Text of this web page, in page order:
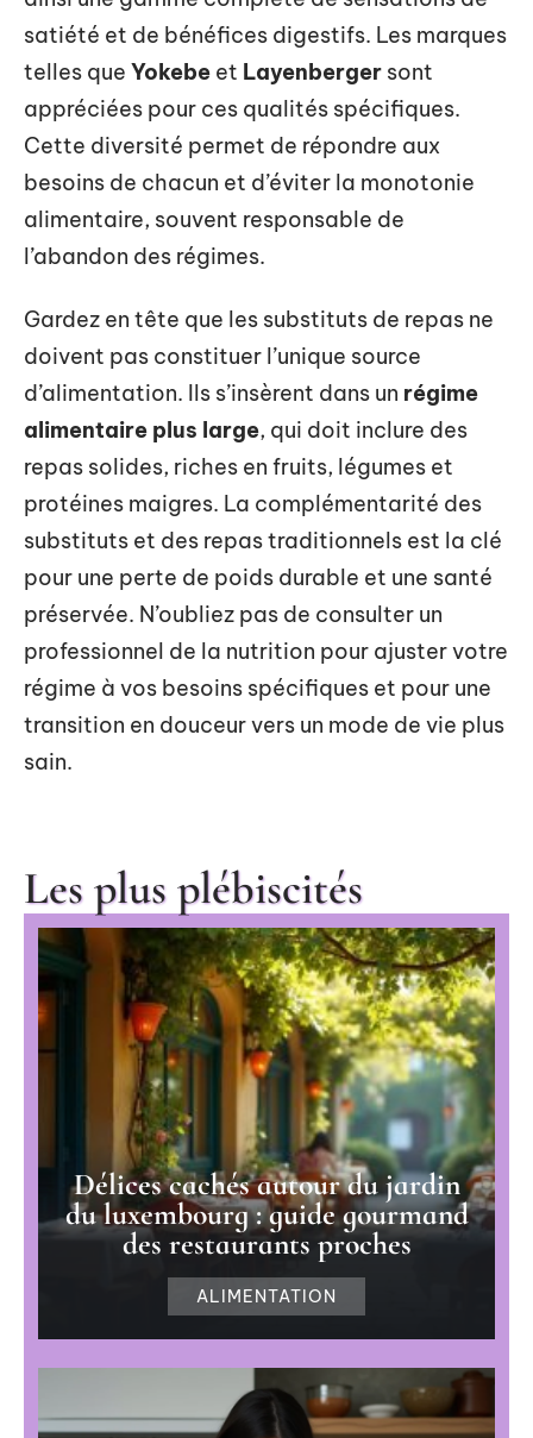
satiété et de bénéfices digestifs. Les marques
telles que Yokebe et Layenberger sont
appréciées pour ces qualités spécifiques.
Cette diversité permet de répondre aux
besoins de chacun et d’éviter la monotonie
alimentaire, souvent responsable de
l’abandon des régimes.
Gardez en tête que les substituts de repas ne
doivent pas constituer l’unique source
d’alimentation. Ils s’insèrent dans un régime
alimentaire plus large, qui doit inclure des
repas solides, riches en fruits, légumes et
protéines maigres. La complémentarité des
substituts et des repas traditionnels est la clé
pour une perte de poids durable et une santé
préservée. N’oubliez pas de consulter un
professionnel de la nutrition pour ajuster votre
régime à vos besoins spécifiques et pour une
transition en douceur vers un mode de vie plus
sain.
Les plus plébiscités
Délices cachés autour du jardin
du luxembourg : guide gourmand
des restaurants proches
ALIMENTATION